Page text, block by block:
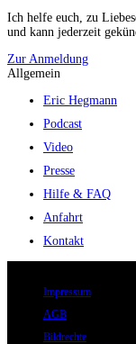
Ich helfe euch, zu
und kann jederzeit
Zur Anmeldung
Allgemein
Eric Hegmann
Podcast
Video
Presse
Hilfe & FAQ
Anfahrt
Kontakt
Impressum
AGB
Bildrechte